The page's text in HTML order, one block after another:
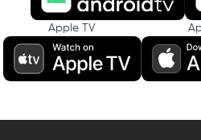
Apple TV